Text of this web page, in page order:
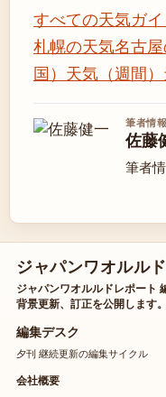
すべての天気ガイ
札幌の天気名古
国） 天気（週間）
筆者情報
佐藤
筆者
ジャパンワオルル
ジャパンワオルルドレポート
背景更新、訂正を公開します。
編集デスク
夕刊 継続更新の編集サイクル
会社概要